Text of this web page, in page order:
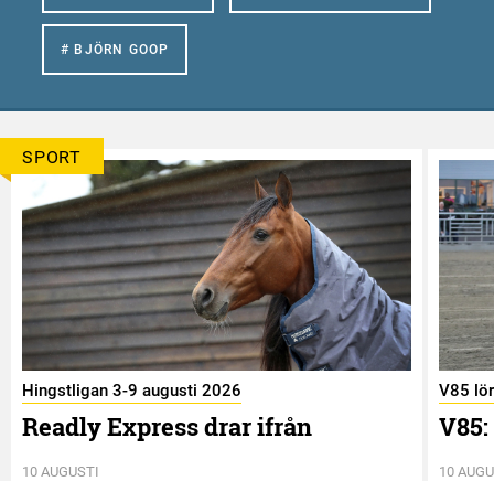
# BJÖRN GOOP
SPORT
Hingstligan 3-9 augusti 2026
Readly Express drar ifrån
10 AUGUSTI
V85
10